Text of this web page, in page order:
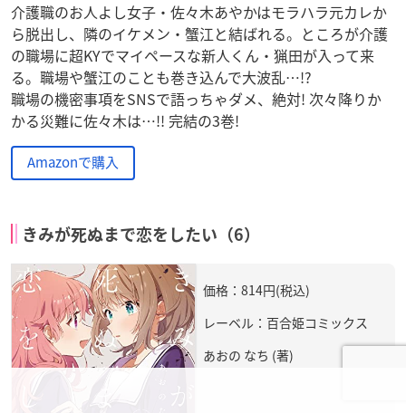
介護職のお人よし女子・佐々木あやかはモラハラ元カレか
ら脱出し、隣のイケメン・蟹江と結ばれる。ところが介護
の職場に超KYでマイペースな新人くん・猟田が入って来
る。職場や蟹江のことも巻き込んで大波乱…!?
職場の機密事項をSNSで語っちゃダメ、絶対! 次々降りか
かる災難に佐々木は…!! 完結の3巻!
Amazonで購入
きみが死ぬまで恋をしたい（6）
価格：814円(税込)
レーベル：百合姫コミックス
あおの なち (著)